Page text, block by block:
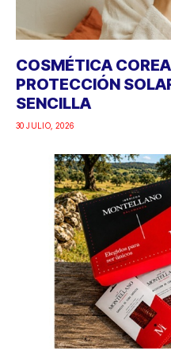
COSMÉTICA
PROTECCIÓN
SENCILLA
30 JULIO, 2026